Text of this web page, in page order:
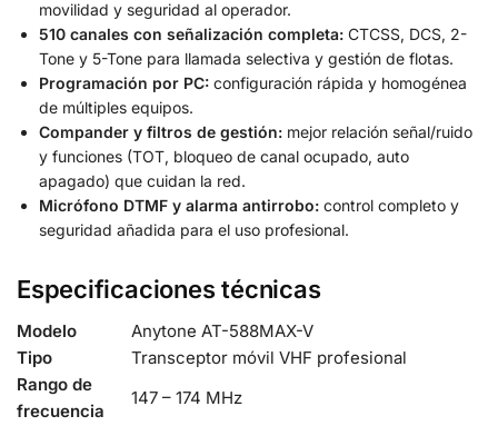
movilidad y seguridad al operador.
510 canales con señalización completa: CTCSS, DCS, 2-
Tone y 5-Tone para llamada selectiva y gestión de flotas.
Programación por PC: configuración rápida y homogénea
de múltiples equipos.
Compander y filtros de gestión: mejor relación señal/ruido
y funciones (TOT, bloqueo de canal ocupado, auto
apagado) que cuidan la red.
Micrófono DTMF y alarma antirrobo: control completo y
seguridad añadida para el uso profesional.
Especificaciones técnicas
Modelo
Anytone AT-588MAX-V
Tipo
Transceptor móvil VHF profesional
Rango de
frecuencia
147 – 174 MHz